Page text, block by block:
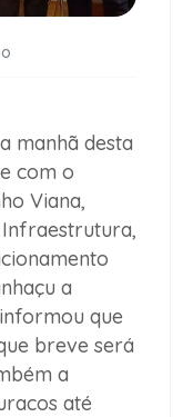
manhã desta
com o
Viana,
a
que
breve será
a
até